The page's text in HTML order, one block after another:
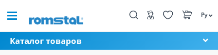
Ру
Каталог товаров